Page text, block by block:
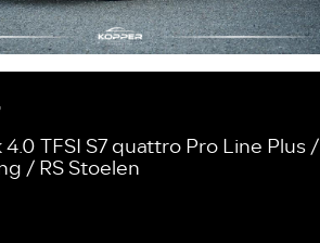
TFSI S7 quattro Pro Line Plus /
/ RS Stoelen